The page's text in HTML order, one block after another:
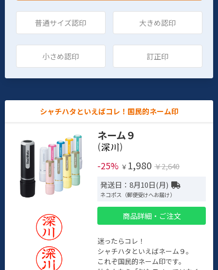
普通サイズ認印 大きめ認印
小さめ認印 訂正印
シャチハタといえばコレ！国民的ネーム印
ネーム９
(
)
-25% ￥ 1,980 ￥2,640
発送日：8月10日(月)
ネコポス（郵便受けへお届け）
商品詳細・ご注文
迷ったらコレ！
シャチハタといえばネーム９。
これぞ国民的ネーム印です。